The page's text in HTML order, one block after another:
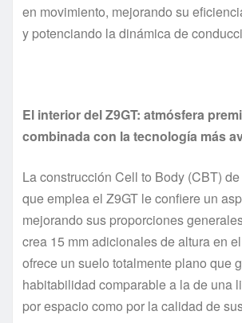
en movimiento, mejorando su
y potenciando la dinámica de
El interior del Z9GT: atmósfera
combinada con la tecnología más
La construcción Cell to Body (CBT)
que emplea el Z9GT le confiere un
mejorando sus proporciones
crea 15 mm adicionales de altura en
ofrece un suelo totalmente plano que
habitabilidad comparable a la de una
por espacio como por la calidad de